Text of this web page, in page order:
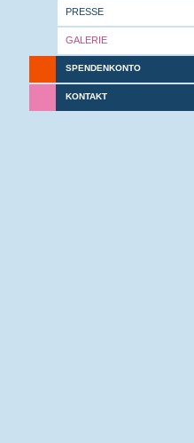
PRESSE
GALERIE
SPENDENKONTO
KONTAKT